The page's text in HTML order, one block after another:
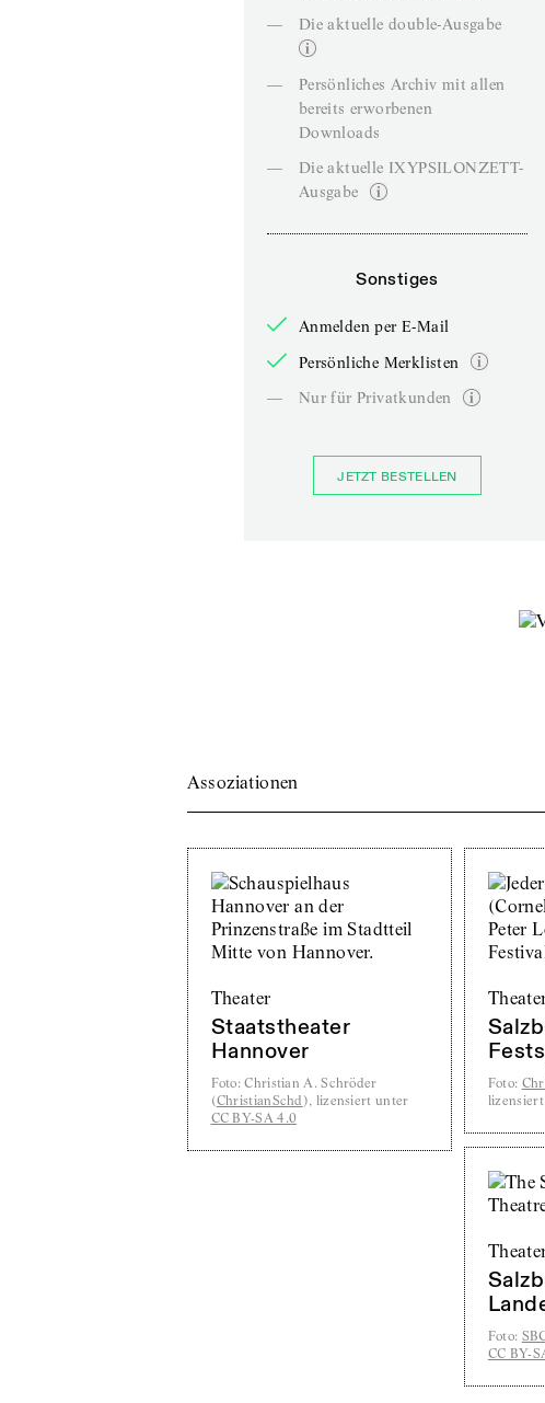
—
Die aktuelle double-Ausgabe
—
Persönliches Archiv mit allen
bereits erworbenen
Downloads
—
Die aktuelle IXYPSILONZETT-
Ausgabe
Sonstiges
Anmelden per E-Mail
Persönliche Merklisten
—
Nur für Privatkunden
JETZT BESTELLEN
Assoziationen
Theater
Staatstheater
Hannover
Foto: Christian A. Schröder
(ChristianSchd ), lizensiert unter
CC BY-SA 4.0
Foto:
Foto:
CC BY-